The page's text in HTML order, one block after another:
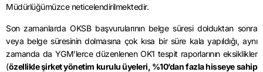
Müdürlüğümüzce neticelendirilmektedir.
Son zamanlarda OKSB başvurularının belge süresi dolduktan sonra
veya belge süresinin dolmasına çok kısa bir süre kala yapıldığı, aynı
zamanda da YGM’lerce düzenlenen OK1 tespit raporlarının eksiklikler
(özellikle şirket yönetim kurulu üyeleri, %10’dan fazla hisseye sahip